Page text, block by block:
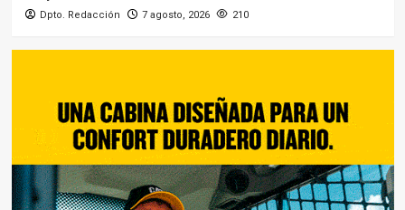
Dpto. Redacción 7 agosto, 2026 210